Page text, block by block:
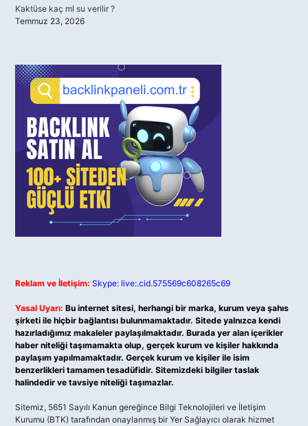
Kaktüse kaç ml su verilir ?
Temmuz 23, 2026
Reklam ve İletişim: Skype: live:.cid.575569c608265c69
Yasal Uyarı: Bu internet sitesi, herhangi bir marka, kurum veya şahıs
şirketi ile hiçbir bağlantısı bulunmamaktadır. Sitede yalnızca kendi
hazırladığımız makaleler paylaşılmaktadır. Burada yer alan içerikler
haber niteliği taşımamakta olup, gerçek kurum ve kişiler hakkında
paylaşım yapılmamaktadır. Gerçek kurum ve kişiler ile isim
benzerlikleri tamamen tesadüfidir. Sitemizdeki bilgiler taslak
halindedir ve tavsiye niteliği taşımazlar.
Sitemiz, 5651 Sayılı Kanun gereğince Bilgi Teknolojileri ve İletişim
Kurumu (BTK) tarafından onaylanmış bir Yer Sağlayıcı olarak hizmet